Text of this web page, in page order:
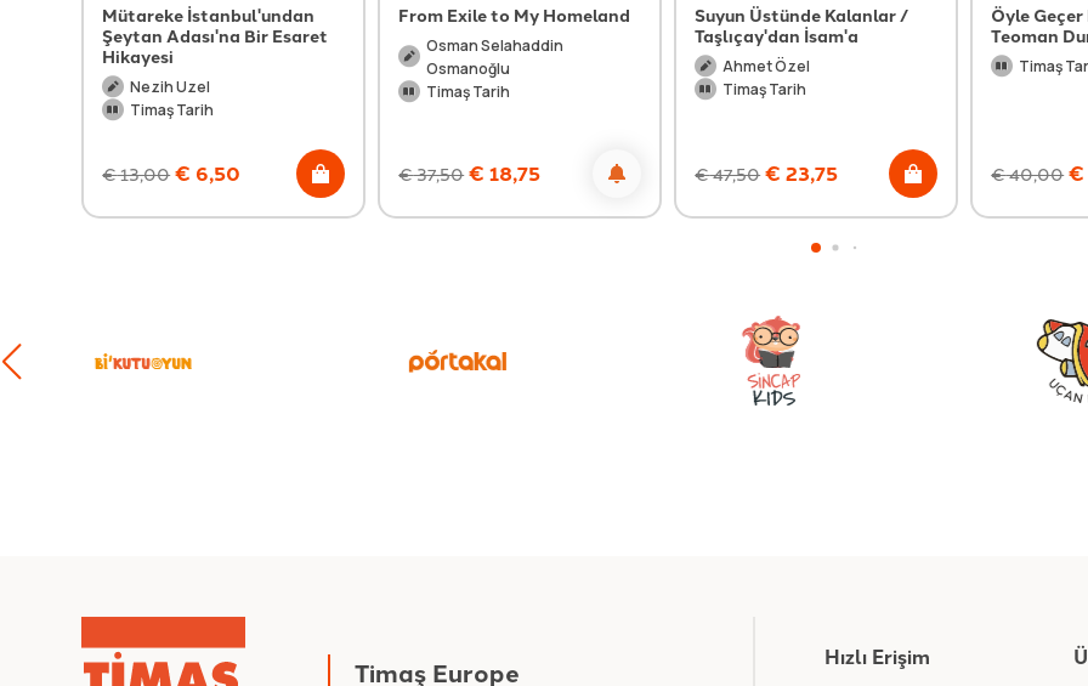
Mütareke İstanbul'undan
Şeytan Adası'na Bir Esaret
Hikayesi
Nezih Uzel
Timaş Tarih
€13,00 € 6,50
From Exile to My Homeland
Osman Selahaddin
Osmanoğlu
Timaş Tarih
€37,50 € 18,75
Suyun Üstünde Kalanlar /
Taşlıçay'dan İsam'a
Ahmet Özel
Timaş Tarih
€47,50 € 23,75
Öyle
Teoman
Timaş
€40,00 €
Timaş Europe Hızlı Erişim